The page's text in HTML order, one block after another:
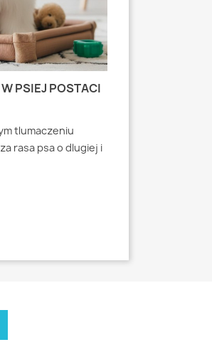
PSIEJ POSTACI
tlumaczeniu
rasa psa o dlugiej i